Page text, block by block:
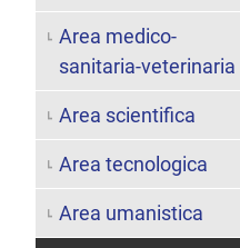
Area medico-
sanitaria-veterinaria
Area scientifica
Area tecnologica
Area umanistica